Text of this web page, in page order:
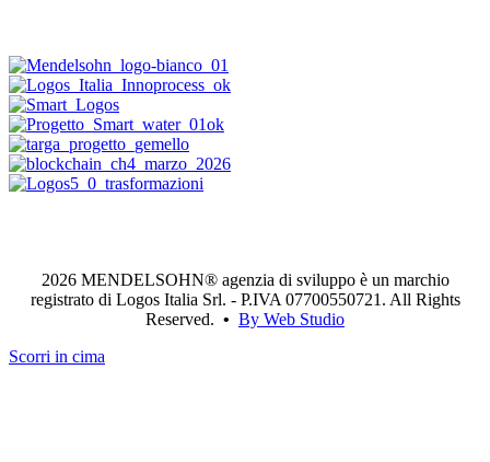
2026 MENDELSOHN® agenzia di sviluppo è un marchio
registrato di Logos Italia Srl. - P.IVA 07700550721. All Rights
Reserved. • By Web Studio
Scorri in cima